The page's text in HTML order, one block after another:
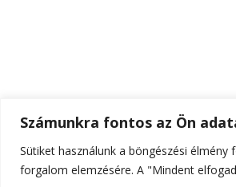
Számunkra fontos az Ön
Sütiket használunk a böngészési
forgalom elemzésére. A "Mindent
© Szerzői jog 2026ELTE